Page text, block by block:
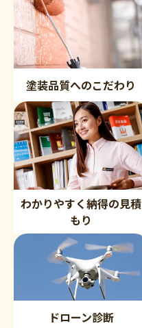
塗装品質へのこだわり
わかりやすく納得の見積
もり
ドローン診断